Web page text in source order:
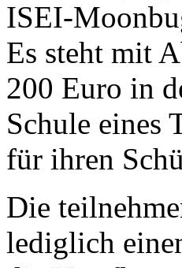
ISEI-
Es steht mit
200 Euro in
Schule eines
für ihren
Die
lediglich